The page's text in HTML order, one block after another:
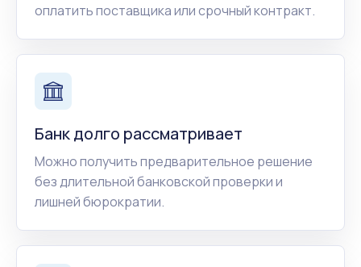
оплатить поставщика или срочный контракт.
Банк долго рассматривает
Можно получить предварительное решение
без длительной банковской проверки и
лишней бюрократии.